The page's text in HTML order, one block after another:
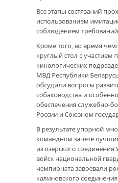
Все этапы состязаний
использованием
соблюдением требований
Кроме того, во время
круглый стол с участием
кинологических
МВД Республики
обсудили вопросы
собаководства и
обеспечения служебно-
России и Союзном
В результате упорной
командном зачете
из озерского соединения
войск национальной
чемпионата завоевали
калиновского